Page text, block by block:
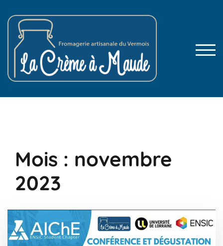
content
Mois : novembre
2023